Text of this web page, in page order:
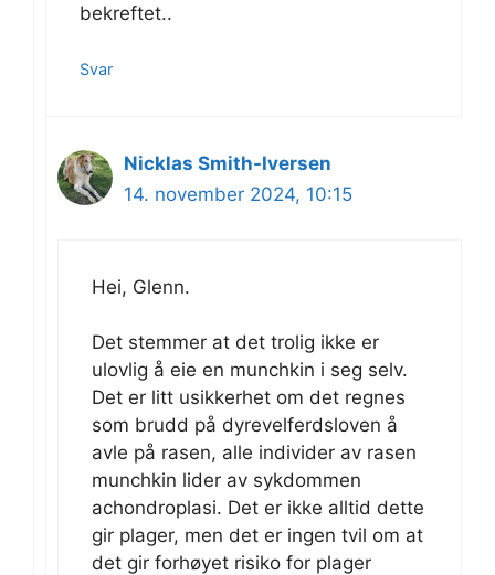
bekreftet..
Svar
Nicklas Smith-Iversen
14. november 2024, 10:15
Hei, Glenn.
Det stemmer at det trolig ikke er
ulovlig å eie en munchkin i seg selv.
Det er litt usikkerhet om det regnes
som brudd på dyrevelferdsloven å
avle på rasen, alle individer av rasen
munchkin lider av sykdommen
achondroplasi. Det er ikke alltid dette
gir plager, men det er ingen tvil om at
det gir forhøyet risiko for plager